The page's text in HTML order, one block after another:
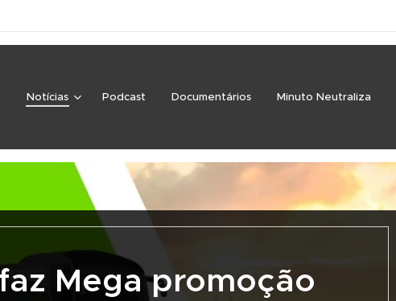
Notícias Podcast Documentários Minuto Neutraliza
Mega promoção